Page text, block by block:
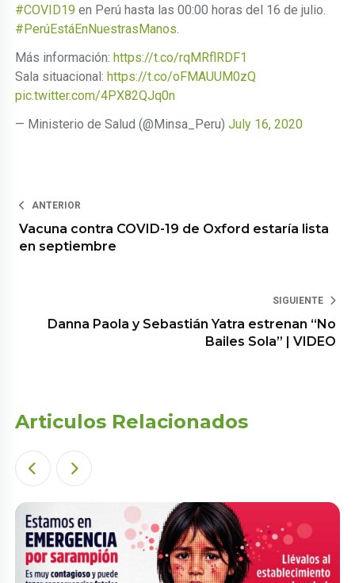
#COVID19 en Perú hasta las 00:00 horas del 16 de julio.
#PerúEstáEnNuestrasManos
Más información:https://t.co/rqMRflRDF1
Sala situacional:https://t.co/oFMAUUM0zQ
pic.twitter.com/4PX82QJq0n
— Ministerio de Salud (@Minsa_Peru)July 16, 2020
ANTERIOR
Vacuna contra COVID-19 de Oxford estaría lista
en septiembre
SIGUIENTE
Danna Paola y Sebastián Yatra estrenan “No
Bailes Sola” | VIDEO
Articulos Relacionados